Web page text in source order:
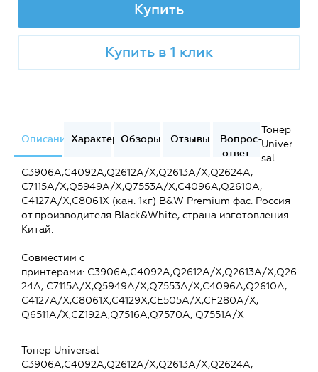
Купить
Купить в 1 клик
ОписаниеХарактеристики
Обзоры Отзывы
Вопрос-
ответ
Тонер
Univer
sal
C3906A,C4092A,Q2612A/X,Q2613A/X,Q2624A,
C7115A/X,Q5949A/X,Q7553A/X,C4096A,Q2610A,
C4127A/X,C8061X (кан. 1кг) B&W Premium фас. Россия
от производителя Black&White, страна изготовления
Китай.
Совместим с
принтерами: C3906A,C4092A,Q2612A/X,Q2613A/X,Q26
24A, C7115A/X,Q5949A/X,Q7553A/X,C4096A,Q2610A,
C4127A/X,C8061X,C4129X,CE505A/X,CF280A/X,
Q6511A/X,CZ192A,Q7516A,Q7570A, Q7551A/X
Тонер Universal
C3906A,C4092A,Q2612A/X,Q2613A/X,Q2624A,